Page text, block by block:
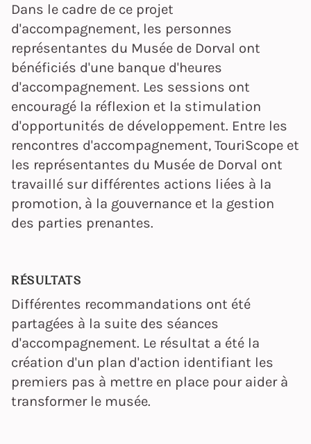
Dans le cadre de ce projet
d'accompagnement, les personnes
représentantes du Musée de Dorval ont
bénéficiés d'une banque d'heures
d'accompagnement. Les sessions ont
encouragé la réflexion et la stimulation
d'opportunités de développement. Entre les
rencontres d'accompagnement, TouriScope et
les représentantes du Musée de Dorval ont
travaillé sur différentes actions liées à la
promotion, à la gouvernance et la gestion
des parties prenantes.
RÉSULTATS
Différentes recommandations ont été
partagées à la suite des séances
d'accompagnement. Le résultat a été la
création d'un plan d'action identifiant les
premiers pas à mettre en place pour aider à
transformer le musée.